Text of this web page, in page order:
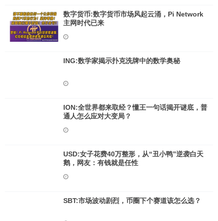
数字货币:数字货币市场风起云涌，Pi Network
主网时代已来
ING:数学家揭示扑克洗牌中的数学奥秘
ION:全世界都来取经？懂王一句话揭开谜底，普
通人怎么应对大变局？
USD:女子花费40万整形，从“丑小鸭”逆袭白天
鹅，网友：有钱就是任性
SBT:市场波动剧烈，币圈下个赛道该怎么选？